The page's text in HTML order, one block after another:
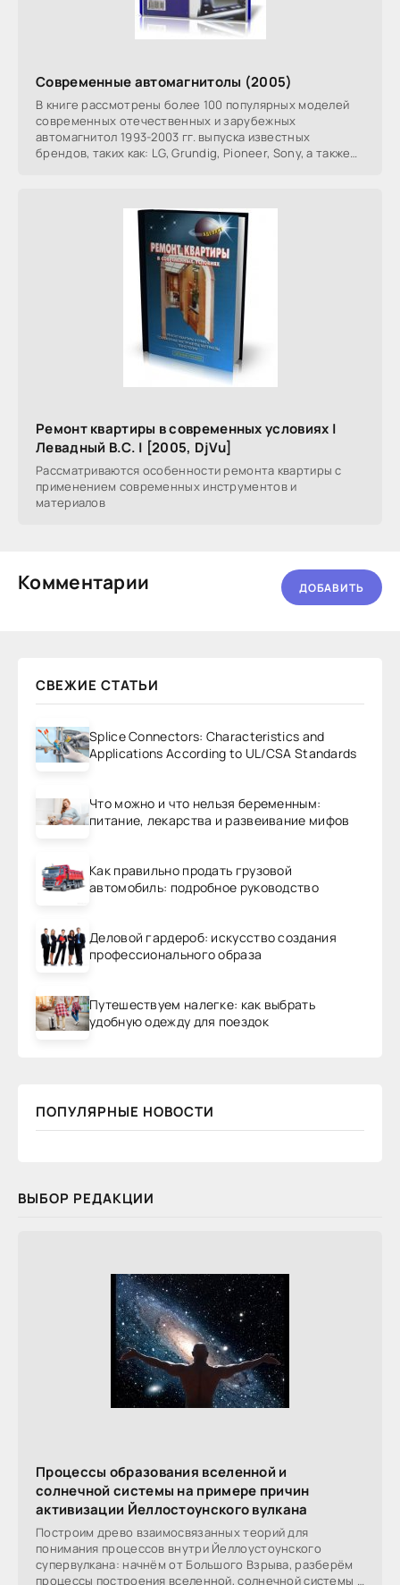
Современные автомагнитолы (2005)
В книге рассмотрены более 100 популярных моделей
современных отечественных и зарубежных
автомагнитол 1993-2003 гг. выпуска известных
брендов, таких как: LG, Grundig, Pioneer, Sony, а также
Ремонт квартиры в современных условиях |
Левадный В.С. | [2005, DjVu]
Рассматриваются особенности ремонта квартиры с
применением современных инструментов и
материалов
Комментарии ДОБАВИТЬ
СВЕЖИЕ СТАТЬИ
Splice Connectors: Characteristics and
Applications According to UL/CSA Standards
Что можно и что нельзя беременным:
питание, лекарства и развеивание мифов
Как правильно продать грузовой
автомобиль: подробное руководство
Деловой гардероб: искусство создания
профессионального образа
Путешествуем налегке: как выбрать
удобную одежду для поездок
ПОПУЛЯРНЫЕ НОВОСТИ
ВЫБОР РЕДАКЦИИ
Процессы образования вселенной и
солнечной системы на примере причин
активизации Йеллостоунского вулкана
Построим древо взаимосвязанных теорий для
понимания процессов внутри Йеллоустоунского
супервулкана: начнём от Большого Взрыва, разберём
процессы построения вселенной, солнечной системы в